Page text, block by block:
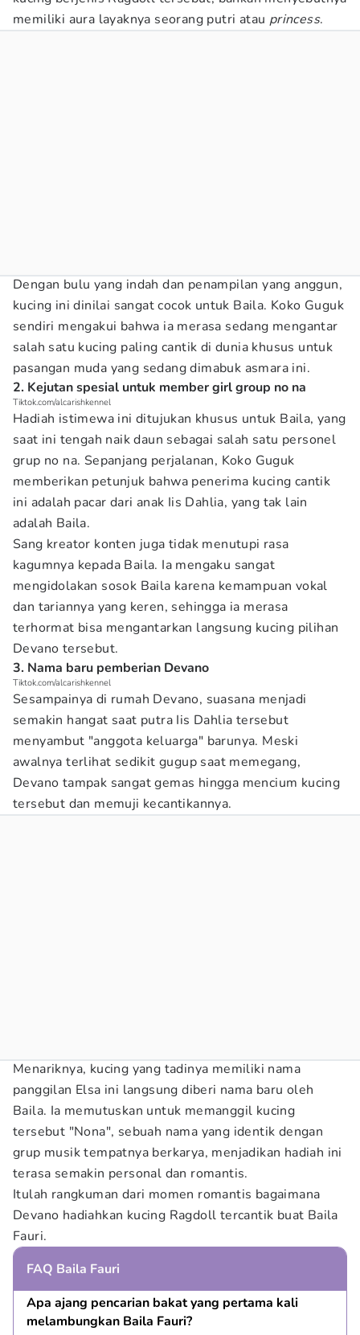
memiliki aura layaknya seorang putri atau princess.
Dengan bulu yang indah dan penampilan yang anggun,
kucing ini dinilai sangat cocok untuk Baila. Koko Guguk
sendiri mengakui bahwa ia merasa sedang mengantar
salah satu kucing paling cantik di dunia khusus untuk
pasangan muda yang sedang dimabuk asmara ini.
2. Kejutan spesial untuk member girl group no na
Tiktok.com/alcarishkennel
Hadiah istimewa ini ditujukan khusus untuk Baila, yang
saat ini tengah naik daun sebagai salah satu personel
grup no na. Sepanjang perjalanan, Koko Guguk
memberikan petunjuk bahwa penerima kucing cantik
ini adalah pacar dari anak Iis Dahlia, yang tak lain
adalah Baila.
Sang kreator konten juga tidak menutupi rasa
kagumnya kepada Baila. Ia mengaku sangat
mengidolakan sosok Baila karena kemampuan vokal
dan tariannya yang keren, sehingga ia merasa
terhormat bisa mengantarkan langsung kucing pilihan
Devano tersebut.
3. Nama baru pemberian Devano
Tiktok.com/alcarishkennel
Sesampainya di rumah Devano, suasana menjadi
semakin hangat saat putra Iis Dahlia tersebut
menyambut "anggota keluarga" barunya. Meski
awalnya terlihat sedikit gugup saat memegang,
Devano tampak sangat gemas hingga mencium kucing
tersebut dan memuji kecantikannya.
Menariknya, kucing yang tadinya memiliki nama
panggilan Elsa ini langsung diberi nama baru oleh
Baila. Ia memutuskan untuk memanggil kucing
tersebut "Nona", sebuah nama yang identik dengan
grup musik tempatnya berkarya, menjadikan hadiah ini
terasa semakin personal dan romantis.
Itulah rangkuman dari momen romantis bagaimana
Devano hadiahkan kucing Ragdoll tercantik buat Baila
Fauri.
FAQ Baila Fauri
Apa ajang pencarian bakat yang pertama kali
melambungkan Baila Fauri?